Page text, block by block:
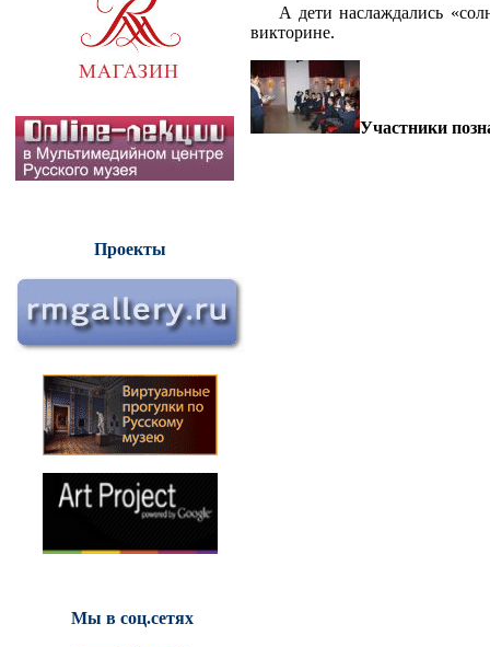
Проекты
Мы в соц.сетях
А дети наслаждались
викторине.
Участники